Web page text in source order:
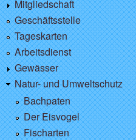
Mitgliedschaft
Geschäftsstelle
Tageskarten
Arbeitsdienst
Gewässer
Natur- und Umweltschutz
Bachpaten
Der Eisvogel
Fischarten